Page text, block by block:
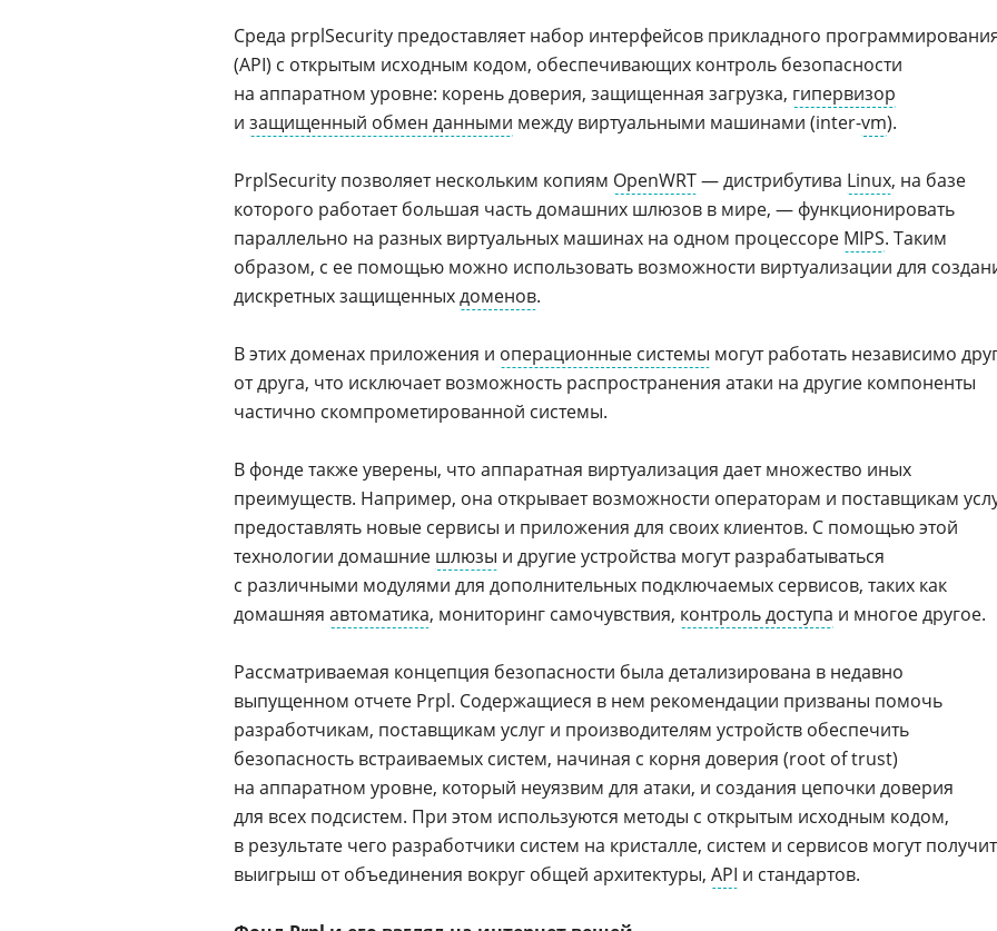
Среда prplSecurity предоставляет набор интерфейсов прикладного
(API) с открытым исходным кодом, обеспечивающих контроль безопасности
на аппаратном уровне: корень доверия, защищенная загрузка, гипервизор
и защищенный обмен данными между виртуальными машинами (inter-vm).
PrplSecurity позволяет нескольким копиям OpenWRT— дистрибутива Linux, на базе
которого работает большая часть домашних шлюзов в мире, — функционировать
параллельно на разных виртуальных машинах на одном процессоре MIPS. Таким
образом, с ее помощью можно использовать возможности виртуализации для
дискретных защищенныхдоменов.
В этих доменах приложения и операционные системы могут работать независимо
от друга, что исключает возможность распространения атаки на другие компоненты
частично скомпрометированной системы.
В фонде также уверены, что аппаратная виртуализация дает множество иных
преимуществ. Например, она открывает возможности операторам и поставщикам
предоставлять новые сервисы и приложения для своих клиентов. С помощью этой
технологии домашние шлюзы и другие устройства могут разрабатываться
с различными модулями для дополнительных подключаемых сервисов, таких как
домашняя автоматика, мониторинг самочувствия, контроль доступа и многое другое.
Рассматриваемая концепция безопасности была детализирована в недавно
выпущенном отчете Prpl. Содержащиеся в нем рекомендации призваны помочь
разработчикам, поставщикам услуг и производителям устройств обеспечить
безопасность встраиваемых систем, начиная с корня доверия (root of trust)
на аппаратном уровне, который неуязвим для атаки, и создания цепочки доверия
для всех подсистем. При этом используются методы с открытым исходным кодом,
в результате чего разработчики систем на кристалле, систем и сервисов могут
выигрыш от объединения вокруг общей архитектуры, API и стандартов.